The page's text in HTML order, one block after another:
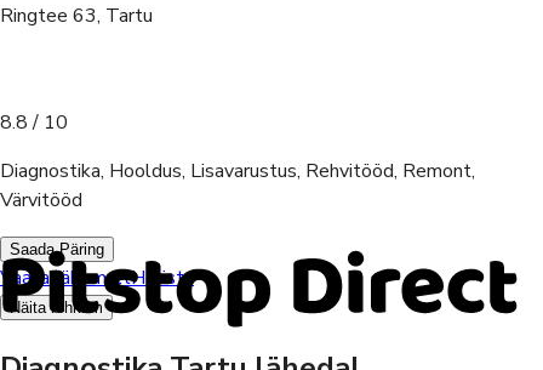
Ringtee 63, Tartu
8.8 / 10
Diagnostika, Hooldus, Lisavarustus, Rehvitööd, Remont,
Värvitööd
Saada Päring
Vaata lähemaltHelista
Näita rohkem